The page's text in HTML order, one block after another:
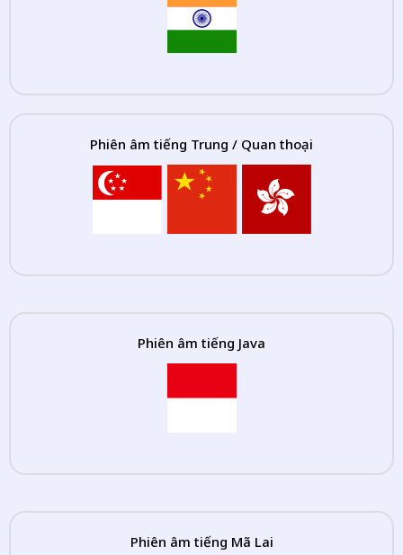
Phiên âm tiếng Trung / Quan thoại
Phiên âm tiếng Java
Phiên âm tiếng Mã Lai